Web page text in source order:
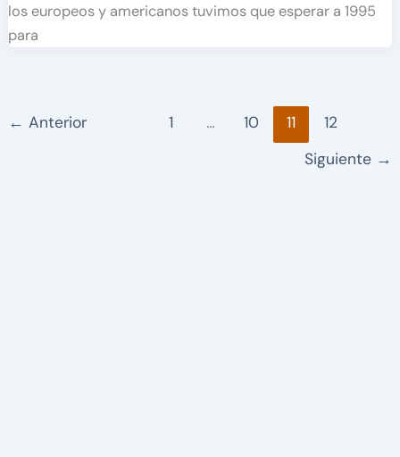
los europeos y americanos tuvimos que esperar a 1995
para
← Anterior 1 … 10 11
12
Siguiente →